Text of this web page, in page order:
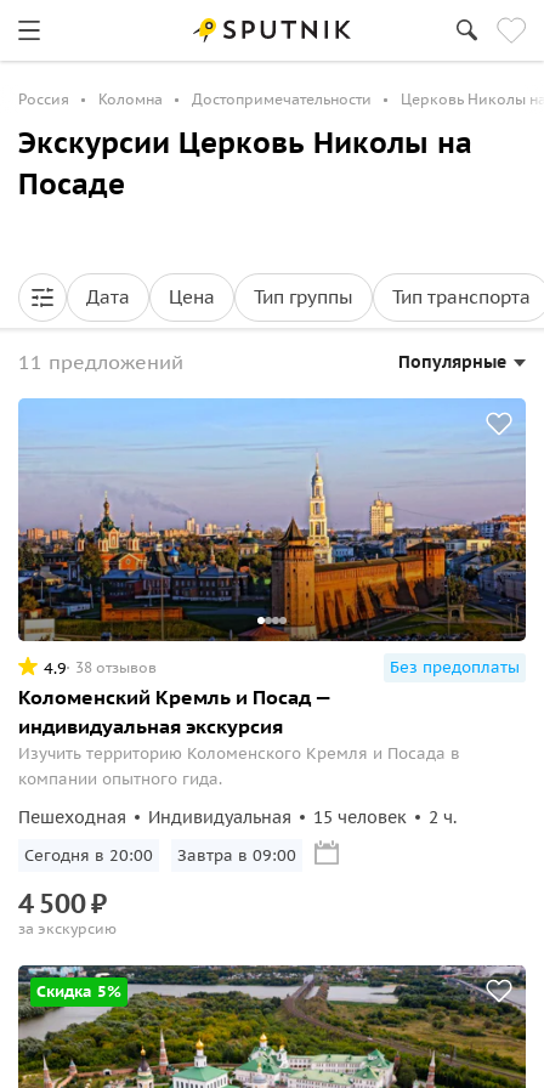
Россия Коломна Достопримечательности Церковь Николы
Экскурсии Церковь Николы на
Посаде
Дата Цена Тип группы Тип транспорта
11 предложений Популярные
4.9 38 отзывов Без предоплаты
Коломенский Кремль и Посад —
индивидуальная экскурсия
Изучить территорию Коломенского Кремля и Посада в
компании опытного гида.
Пешеходная Индивидуальная 15 человек 2 ч.
Сегодня в 20:00 Завтра в 09:00
4500₽
за экскурсию
Скидка 5%